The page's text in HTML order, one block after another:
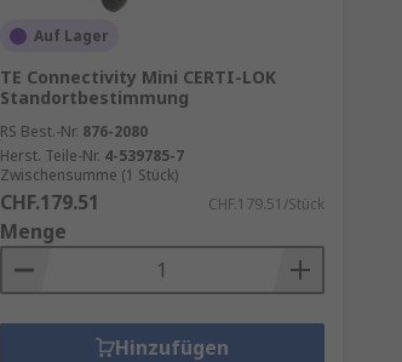
Auf Lager
TE Connectivity Mini CERTI-LOK
Standortbestimmung
RS Best.-Nr. 876-2080
Herst. Teile-Nr. 4-539785-7
Zwischensumme (1 Stück)
CHF.179.51 CHF.179.51/Stück
Menge
Hinzufügen